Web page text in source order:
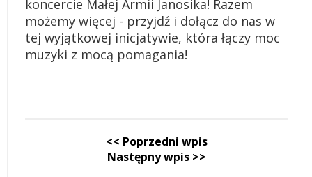
koncercie Małej Armii Janosika! Razem
możemy więcej - przyjdź i dołącz do nas w
tej wyjątkowej inicjatywie, która łączy moc
muzyki z mocą pomagania!
<< Poprzedni wpis
Następny wpis >>